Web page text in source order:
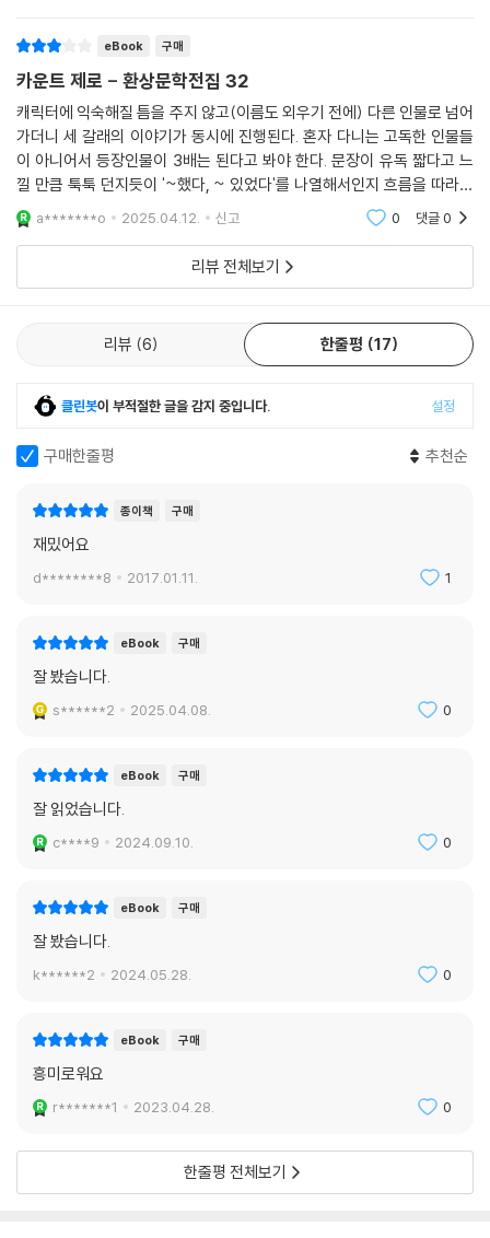
eBook 구매
카운트 제로 - 환상문학전집 32
캐릭터에 익숙해질 틈을 주지 않고(이름도 외우기 전에) 다른 인물로 넘어
가더니 세 갈래의 이야기가 동시에 진행된다. 혼자 다니는 고독한 인물들
이 아니어서 등장인물이 3배는 된다고 봐야 한다. 문장이 유독 짧다고 느
낄 만큼 툭툭 던지듯이 '~했다, ~ 있었다'를 나열해서인지 흐름을 따라잡
기가 어렵다. 초반에 무슨 일이 벌어지는지 너무 이해가 안 가서 결국 나무
위키를 훑어보고
a*******o 2025.04.12. 신고 0 댓글0
리뷰 전체보기
리뷰 6 한줄평 17
클린봇이 부적절한 글을 감지 중입니다. 설정
구매한줄평 추천순
종이책 구매
재밌어요
d********8 2017.01.11. 1
eBook 구매
잘 봤습니다.
s******2 2025.04.08. 0
eBook 구매
잘 읽었습니다.
c****9 2024.09.10. 0
eBook 구매
잘 봤습니다.
k******2 2024.05.28. 0
eBook 구매
흥미로워요
r*******1 2023.04.28. 0
한줄평 전체보기